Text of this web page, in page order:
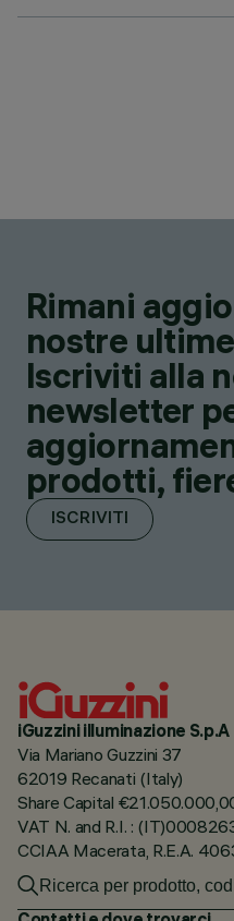
Rimani
nostre
Iscriviti alla
newsletter
prodotti,
ISCRIVITI
iGuzzini illuminazione S.p.A
Via Mariano Guzzini 37
62019 Recanati (Italy)
Share Capital
VAT N. and R.I. :
CCIAA Macerata, R.E.A.